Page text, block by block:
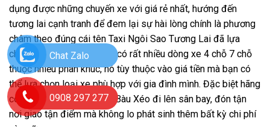
dụng được những chuyến xe với giá rẻ nhất, hướng đến
tương lai cạnh tranh để đem lại sự hài lòng chính là phương
châm theo đúng cái tên Taxi Ngôi Sao Tương Lai đã lựa
chọn. Hãng taxi giá rẻ này có rất nhiều dòng xe 4 chỗ 7 chỗ
thuộc nhiều phân khúc, nó tùy thuộc vào giá tiền mà bạn có
thể lựa chọn loại xe phù hợp với gia đình mình. Đặc biệt hãng
có dịch vụ xe đưa tiễn từ Bàu Xéo đi lên sân bay, đón tận
nơi giao tận điểm mà không lo phát sinh thêm bất kỳ chi phí
Chat Zalo
0908 297 277